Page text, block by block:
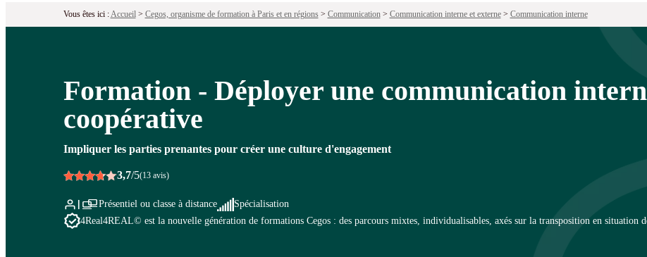
Vous êtes ici :Accueil> Cegos, organisme de formation à Paris et en régions> Communication> Communication interne et externe> Communication interne
Formation - Déployer une communication
coopérative
Impliquer les parties prenantes pour créer une culture d'engagement
3,7/5(13 avis)
Présentiel ou classe à distance
Spécialisation
4Real4REAL© est la nouvelle génération de formations Cegos : des parcours mixtes, individualisables, axés sur la transposition en situation